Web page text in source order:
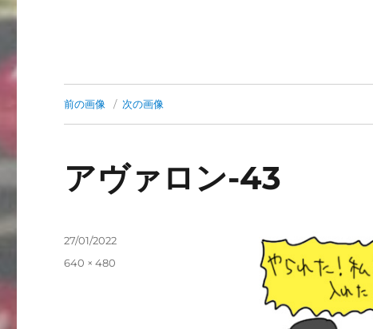
前の画像 次の画像
アヴァロン-43
投
27/01/2022
フ
640 × 480